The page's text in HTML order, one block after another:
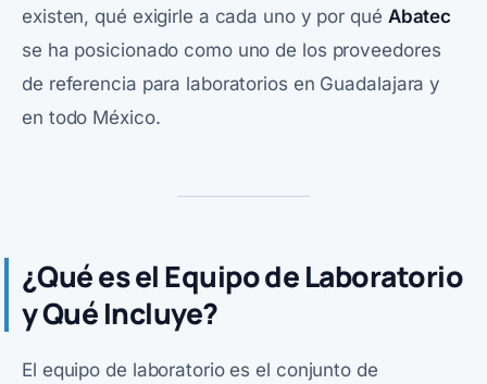
existen, qué exigirle a cada uno y por qué Abatec
se ha posicionado como uno de los proveedores
de referencia para laboratorios en Guadalajara y
en todo México.
¿Qué es el Equipo de Laboratorio
y Qué Incluye?
El equipo de laboratorio es el conjunto de